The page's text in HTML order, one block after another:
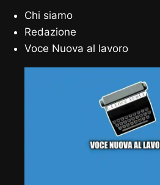
Chi siamo
Redazione
Voce Nuova al lavoro